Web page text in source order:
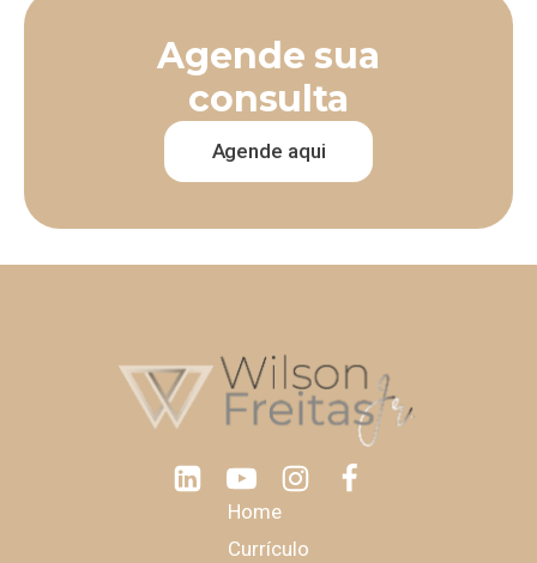
Agende sua
consulta
Agende aqui
Home
Currículo